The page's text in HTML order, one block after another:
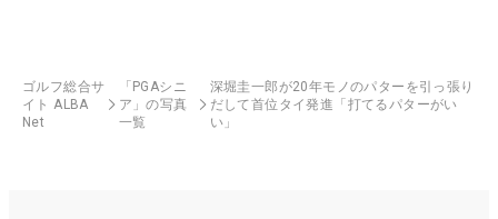
ゴルフ総合サ
イト ALBA
Net
「PGAシニ
ア」の写真
一覧
深堀圭一郎が20年モノのパターを引っ張り
だして首位タイ発進「打てるパターがい
い」